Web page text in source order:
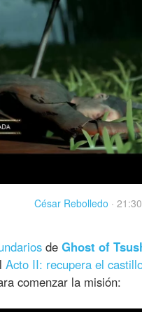
César Rebolledo ·
de Ghost of
Acto II: recupera el
comenzar la misión: